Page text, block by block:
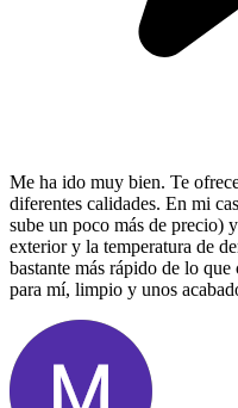
Me ha ido muy bien. Te
diferentes calidades. En mi
sube un poco más de precio)
exterior y la temperatura de
bastante más rápido de lo
para mí, limpio y unos